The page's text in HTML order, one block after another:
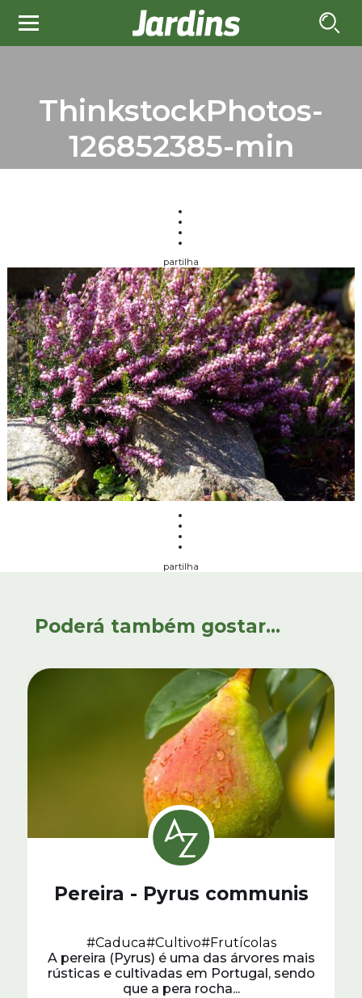
ThinkstockPhotos-
126852385-min
partilha
partilha
Poderá também gostar...
Pereira - Pyrus communis
#Caduca#Cultivo#Frutícolas
A pereira (Pyrus) é uma das árvores mais
rústicas e cultivadas em Portugal, sendo
que a pera rocha...